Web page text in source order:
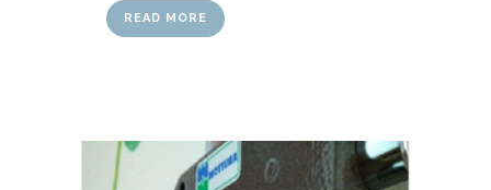
READ MORE